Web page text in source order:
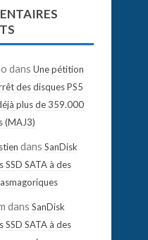
dans Une pétition
des disques PS5
plus de 359.000
(MAJ3)
dans SanDisk
SSD SATA à des
dans SanDisk
SSD SATA à des